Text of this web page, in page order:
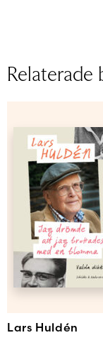
Relaterade
Lars Huldén